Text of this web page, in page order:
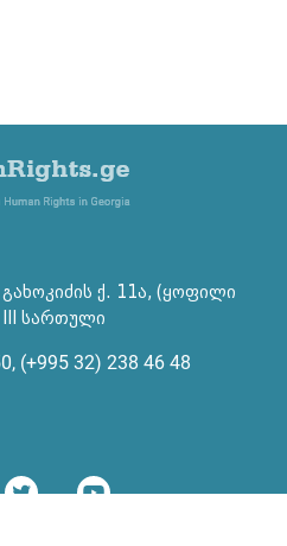
ქ. 11ა, (ყოფილი
III სართული
(+995 32) 238 46 48